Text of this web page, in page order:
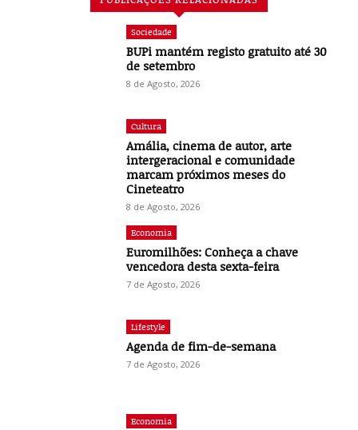
Sociedade
BUPi mantém registo gratuito até 30
de setembro
8 de Agosto, 2026
Cultura
Amália, cinema de autor, arte
intergeracional e comunidade
marcam próximos meses do
Cineteatro
8 de Agosto, 2026
Economia
Euromilhões: Conheça a chave
vencedora desta sexta-feira
7 de Agosto, 2026
Lifestyle
Agenda de fim-de-semana
7 de Agosto, 2026
Economia